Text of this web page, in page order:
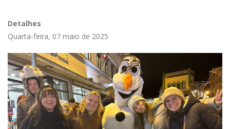
Detalhes
Quarta-feira, 07 maio de 2025